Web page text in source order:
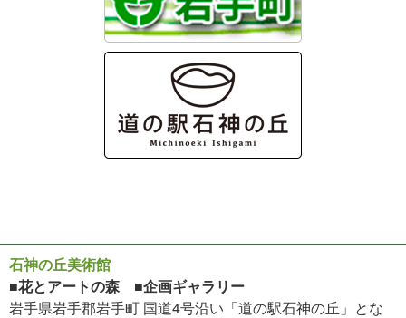
石神の丘美術館
■花とアートの森 ■企画ギャラリー
岩手県岩手郡岩手町 国道4号沿い「道の駅石神の丘」とな